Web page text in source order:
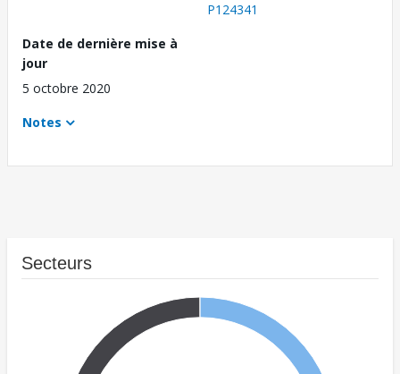
P124341
Date de dernière mise à
jour
5 octobre 2020
Notes
Secteurs